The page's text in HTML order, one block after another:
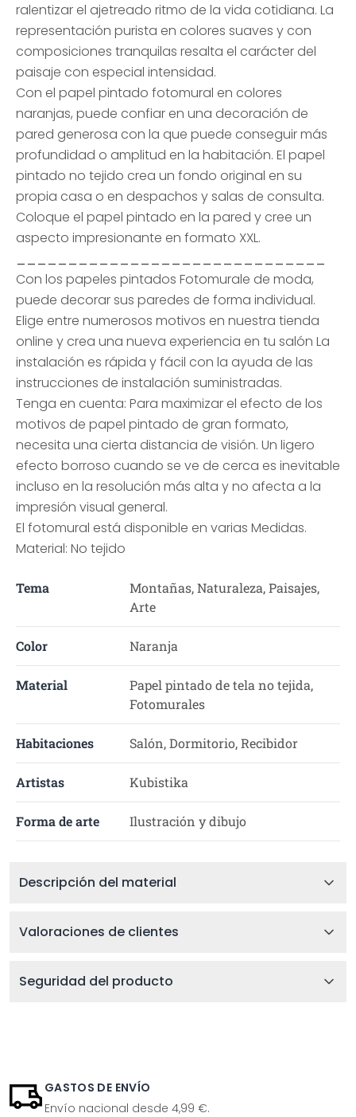
ralentizar el ajetreado ritmo de la vida cotidiana. La
representación purista en colores suaves y con
composiciones tranquilas resalta el carácter del
paisaje con especial intensidad.
Con el papel pintado fotomural en colores
naranjas, puede confiar en una decoración de
pared generosa con la que puede conseguir más
profundidad o amplitud en la habitación. El papel
pintado no tejido crea un fondo original en su
propia casa o en despachos y salas de consulta.
Coloque el papel pintado en la pared y cree un
aspecto impresionante en formato XXL.
Con los papeles pintados Fotomurale de moda,
puede decorar sus paredes de forma individual.
Elige entre numerosos motivos en nuestra tienda
online y crea una nueva experiencia en tu salón La
instalación es rápida y fácil con la ayuda de las
instrucciones de instalación suministradas.
Tenga en cuenta: Para maximizar el efecto de los
motivos de papel pintado de gran formato,
necesita una cierta distancia de visión. Un ligero
efecto borroso cuando se ve de cerca es inevitable
incluso en la resolución más alta y no afecta a la
impresión visual general.
El fotomural está disponible en varias Medidas.
Material: No tejido
Tema
Montañas, Naturaleza, Paisajes,
Arte
Color Naranja
Material
Papel pintado de tela no tejida,
Fotomurales
Habitaciones Salón, Dormitorio, Recibidor
Artistas Kubistika
Forma de arte Ilustración y dibujo
Descripción del material
Valoraciones de clientes
Seguridad del producto
GASTOS DE ENVÍO
Envío nacional desde 4,99 €.